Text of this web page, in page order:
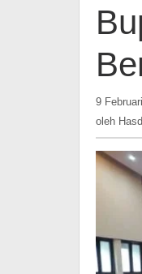
9
oleh